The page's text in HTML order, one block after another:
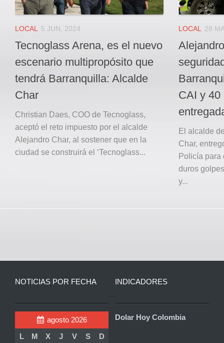
LOCAL 5 JUN, 2024
Tecnoglass Arena, es el nuevo
escenario multipropósito que
tendrá Barranquilla: Alcalde
Char
Christian Daes, COO de Tecnoglass,
aceptó el reto impuesto por el alcalde
Alejandro Char, al sostener que en la
ciudad se construirá el ‘Tecnoglass...
LOCAL 28
CAI y 40
El alcalde
Char,
Policía para
duros
y...
NOTICIAS POR FECHA
agosto 2026
L
M X J V S
D
INDICADORES
Dolar Hoy Colombia